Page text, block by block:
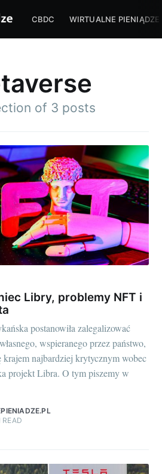
CBDC WIRTUALNE PIENIĄDZE
of 3 posts
Libry, problemy NFT i
postanowiła zalegalizować
wspieranego przez państwo,
krajem najbardziej krytycznym wobec
projekt Libra. O tym piszemy w